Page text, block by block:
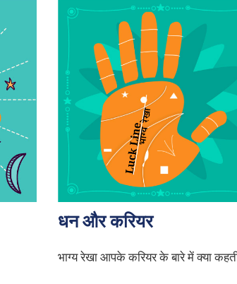
धन और करियर
भाग्य रेखा आपके करियर के बारे में क्या